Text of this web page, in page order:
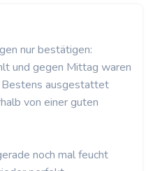
nur bestätigen:
und gegen Mittag waren
ausgestattet
von einer guten
noch mal feucht